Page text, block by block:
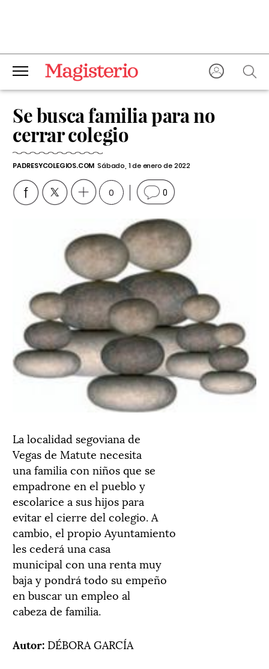
Se busca familia para no
cerrar colegio
PADRESYCOLEGIOS.COM Sábado, 1 de enero de 2022
0 0
La localidad segoviana de
Vegas de Matute necesita
una familia con niños que se
empadrone en el pueblo y
escolarice a sus hijos para
evitar el cierre del colegio. A
cambio, el propio Ayuntamiento
les cederá una casa
municipal con una renta muy
baja y pondrá todo su empeño
en buscar un empleo al
cabeza de familia.
Autor: DÉBORA GARCÍA